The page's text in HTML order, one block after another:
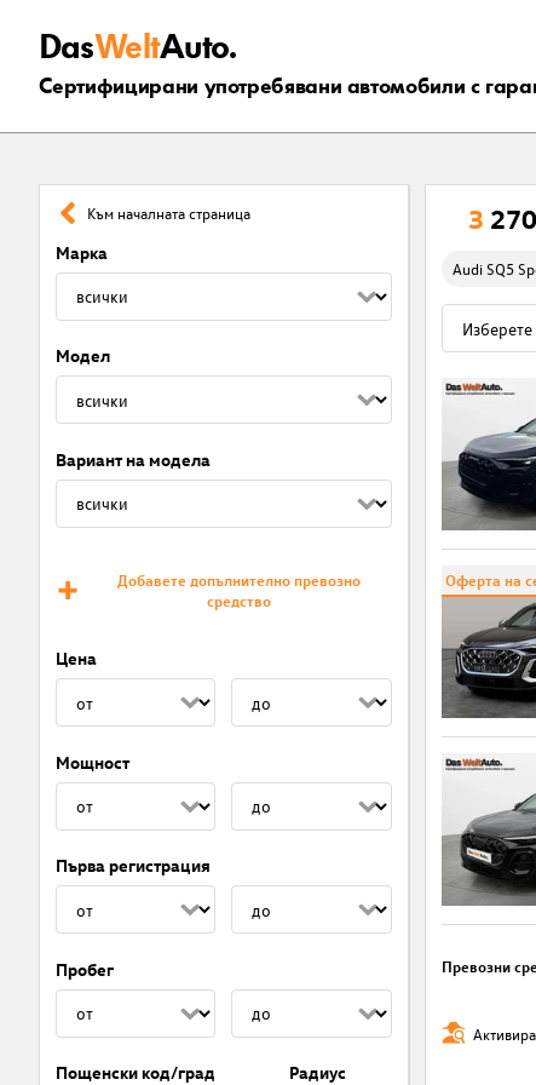
DasWeltAuto.
Сертифицирани употребявани автомобили с
Към началната страница
Марка
Модел
Вариант на модела
Добавете допълнително превозно
средство
Цена
Мощност
Първа регистрация
Пробег
Пощенски код/град Радиус
3
Audi SQ5
Оферта на
Превозни